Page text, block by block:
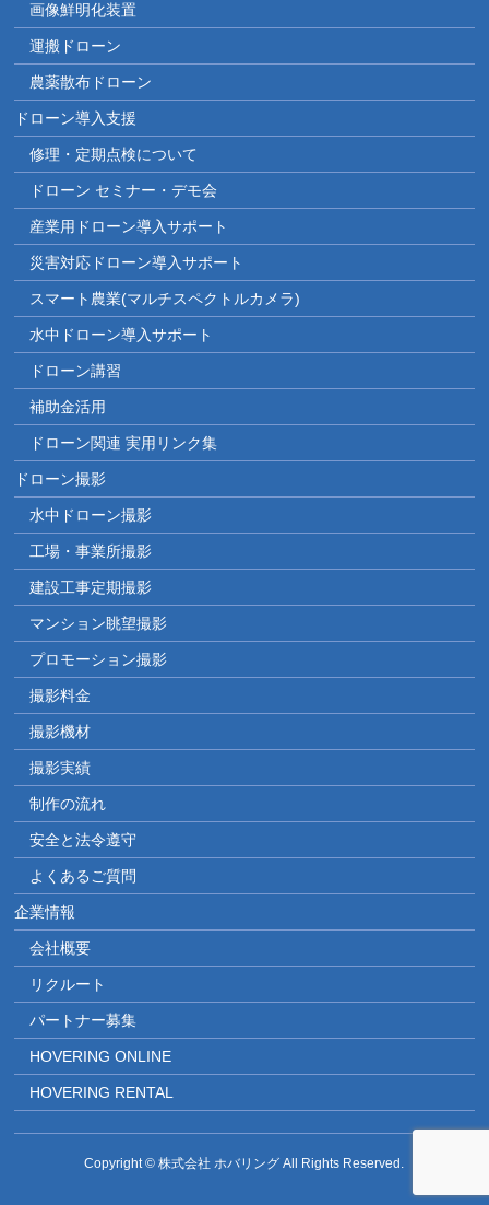
画像鮮明化装置
運搬ドローン
農薬散布ドローン
ドローン導入支援
修理・定期点検について
ドローン セミナー・デモ会
産業用ドローン導入サポート
災害対応ドローン導入サポート
スマート農業(マルチスペクトルカメラ)
水中ドローン導入サポート
ドローン講習
補助金活用
ドローン関連 実用リンク集
ドローン撮影
水中ドローン撮影
工場・事業所撮影
建設工事定期撮影
マンション眺望撮影
プロモーション撮影
撮影料金
撮影機材
撮影実績
制作の流れ
安全と法令遵守
よくあるご質問
企業情報
会社概要
リクルート
パートナー募集
HOVERING ONLINE
HOVERING RENTAL
Copyright © 株式会社 ホバリング All Rights Reserved.